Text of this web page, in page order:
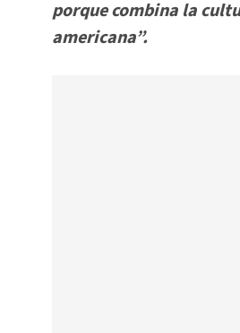
porque combina la
americana”.